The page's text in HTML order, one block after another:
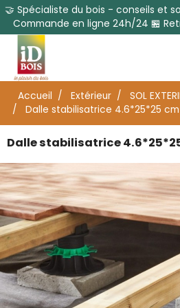
🤝 Spécialiste du bois - conseils et
Commande en ligne 24h/24 🏪
Accueil Extérieur SOL
Dalle stabilisatrice 4.6*25*25 cm
Dalle stabilisatrice